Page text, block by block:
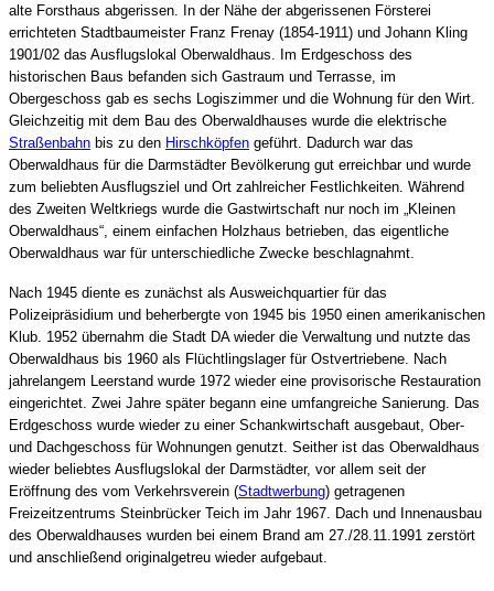
alte Forsthaus abgerissen. In der Nähe der abgerissenen Försterei
errichteten Stadtbaumeister Franz Frenay (1854-1911) und Johann Kling
1901/02 das Ausflugslokal Oberwaldhaus. Im Erdgeschoss des
historischen Baus befanden sich Gastraum und Terrasse, im
Obergeschoss gab es sechs Logiszimmer und die Wohnung für den Wirt.
Gleichzeitig mit dem Bau des Oberwaldhauses wurde die elektrische
Straßenbahn bis zu den Hirschköpfen geführt. Dadurch war das
Oberwaldhaus für die Darmstädter Bevölkerung gut erreichbar und wurde
zum beliebten Ausflugsziel und Ort zahlreicher Festlichkeiten. Während
des Zweiten Weltkriegs wurde die Gastwirtschaft nur noch im „Kleinen
Oberwaldhaus“, einem einfachen Holzhaus betrieben, das eigentliche
Oberwaldhaus war für unterschiedliche Zwecke beschlagnahmt.
Nach 1945 diente es zunächst als Ausweichquartier für das
Polizeipräsidium und beherbergte von 1945 bis 1950 einen amerikanischen
Klub. 1952 übernahm die Stadt DA wieder die Verwaltung und nutzte das
Oberwaldhaus bis 1960 als Flüchtlingslager für Ostvertriebene. Nach
jahrelangem Leerstand wurde 1972 wieder eine provisorische Restauration
eingerichtet. Zwei Jahre später begann eine umfangreiche Sanierung. Das
Erdgeschoss wurde wieder zu einer Schankwirtschaft ausgebaut, Ober-
und Dachgeschoss für Wohnungen genutzt. Seither ist das Oberwaldhaus
wieder beliebtes Ausflugslokal der Darmstädter, vor allem seit der
Eröffnung des vom Verkehrsverein (Stadtwerbung) getragenen
Freizeitzentrums Steinbrücker Teich im Jahr 1967. Dach und Innenausbau
des Oberwaldhauses wurden bei einem Brand am 27./28.11.1991 zerstört
und anschließend originalgetreu wieder aufgebaut.